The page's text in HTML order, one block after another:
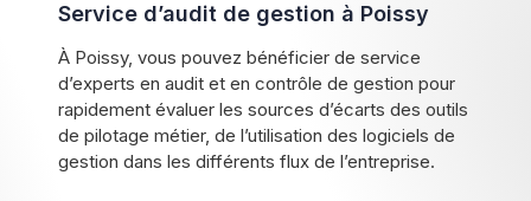
Service d’audit de gestion à Poissy
À Poissy, vous pouvez bénéficier de service
d’experts en audit et en contrôle de gestion pour
rapidement évaluer les sources d’écarts des outils
de pilotage métier, de l’utilisation des logiciels de
gestion dans les différents flux de l’entreprise.